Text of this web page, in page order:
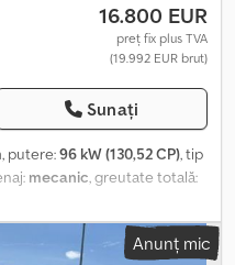
16.800 EUR
preț fix plus TVA
(19.992 EUR brut)
Sunați
, putere:96 kW (130,52 CP), tip
mecanic, greutate totală:
6, culoare:alb, număr de
filtru de particule,Anunț mic